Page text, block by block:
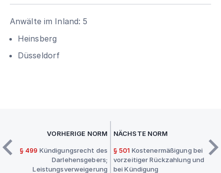
Anwälte im Inland: 5
Heinsberg
Düsseldorf
VORHERIGE NORM
§ 499 Kündigungsrecht des
Darlehensgebers;
Leistungsverweigerung
NÄCHSTE NORM
§ 501 Kostenermäßigung bei
vorzeitiger Rückzahlung und
bei Kündigung